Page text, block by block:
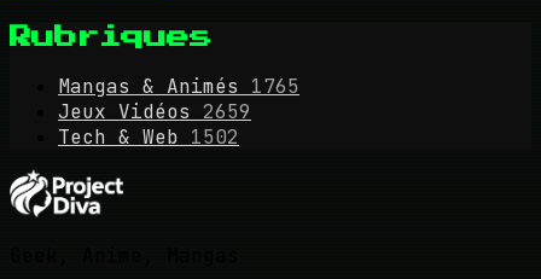
Rubriques
Mangas & Animés
1765
Jeux Vidéos
2659
Tech & Web 1502